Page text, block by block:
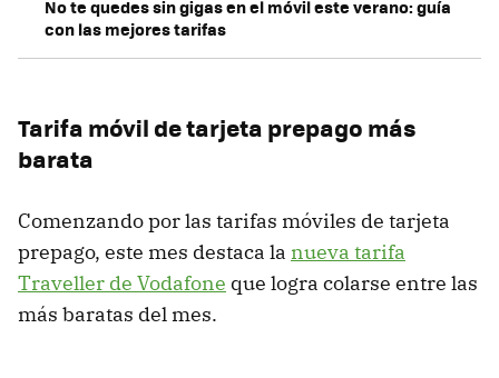
No te quedes sin gigas en el móvil este verano: guía
con las mejores tarifas
Tarifa móvil de tarjeta prepago más
barata
Comenzando por las tarifas móviles de tarjeta
prepago, este mes destaca la nueva tarifa
Traveller de Vodafone que logra colarse entre las
más baratas del mes.